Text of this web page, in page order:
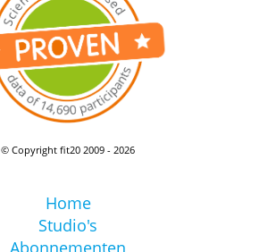
© Copyright fit20 2009 - 2026
Home
Studio's